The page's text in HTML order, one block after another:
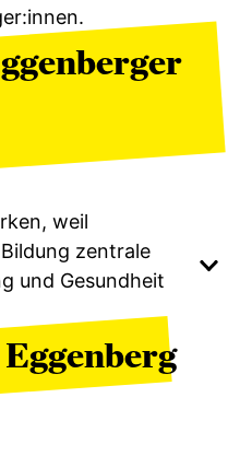
weil
zentrale
und Gesundheit